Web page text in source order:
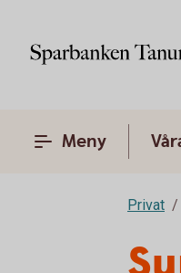
Meny
Privat